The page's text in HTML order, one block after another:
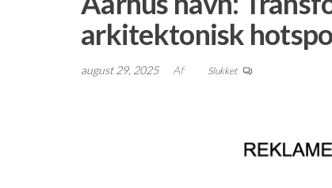
arkitektonisk
august 29, 2025 Af Slukket